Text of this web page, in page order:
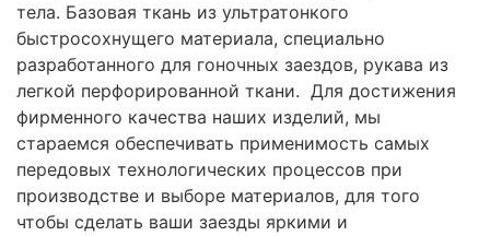
тела. Базовая ткань из ультратонкого
быстросохнущего материала, специально
разработанного для гоночных заездов, рукава из
легкой перфорированной ткани. Для достижения
фирменного качества наших изделий, мы
стараемся обеспечивать применимость самых
передовых технологических процессов при
производстве и выборе материалов, для того
чтобы сделать ваши заезды яркими и